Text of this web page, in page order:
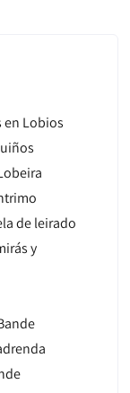
en Lobios
de leirado
y